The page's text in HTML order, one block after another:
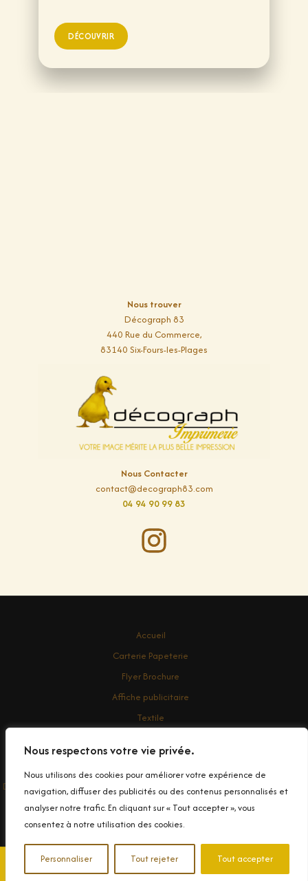
Nous respectons votre vie privée.
Nous utilisons des cookies pour améliorer votre expérience de
navigation, diffuser des publicités ou des contenus personnalisés et
analyser notre trafic. En cliquant sur « Tout accepter », vous
consentez à notre utilisation des cookies.
Personnaliser Tout rejeter Tout accepter
Nous trouver
Décograph 83
440 Rue du Commerce,
83140 Six-Fours-les-Plages
Nous Contacter
contact@decograph83.com
04 94 90 99 83
Accueil
Carterie Papeterie
Flyer Brochure
Affiche publicitaire
Textile
Contact
Droit d'auteur © 2026 Conception et impression de Banderole Publicitaire
dans le Var
✉️ Contactez-nous